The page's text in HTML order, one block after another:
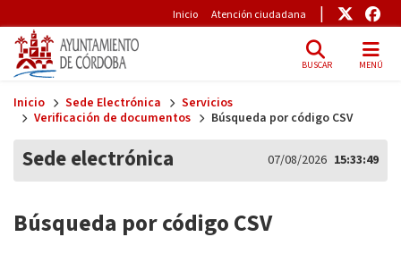
Pre-Header
Inicio Atención ciudadana Enlace
BUSCAR MENÚ
Inicio Sede Electrónica
Servicios
Verificación de documentos
Búsqueda por código CSV
Sede electrónica 07/08/2026 15:33:50
Búsqueda por código CSV